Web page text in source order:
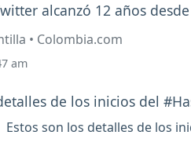
alcanzó 12 años
• Colombia.com
am
Estos son los detalles de los